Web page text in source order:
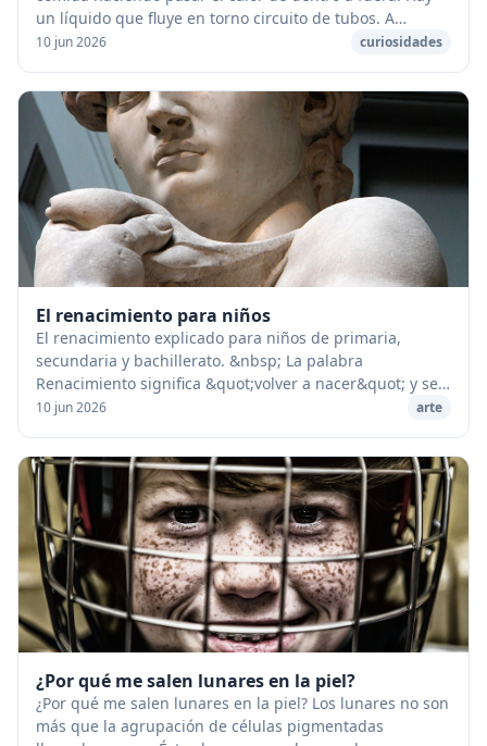
un líquido que fluye en torno circuito de tubos. A
medida que fluye el calor cambia el es...
10 jun 2026 curiosidades
El renacimiento para niños
El renacimiento explicado para niños de primaria,
secundaria y bachillerato. &nbsp; La palabra
Renacimiento significa &quot;volver a nacer&quot; y se
aplica al movimiento intelectual que tanta inﬂuenc...
10 jun 2026 arte
¿Por qué me salen lunares en la piel?
¿Por qué me salen lunares en la piel? Los lunares no son
más que la agrupación de células pigmentadas